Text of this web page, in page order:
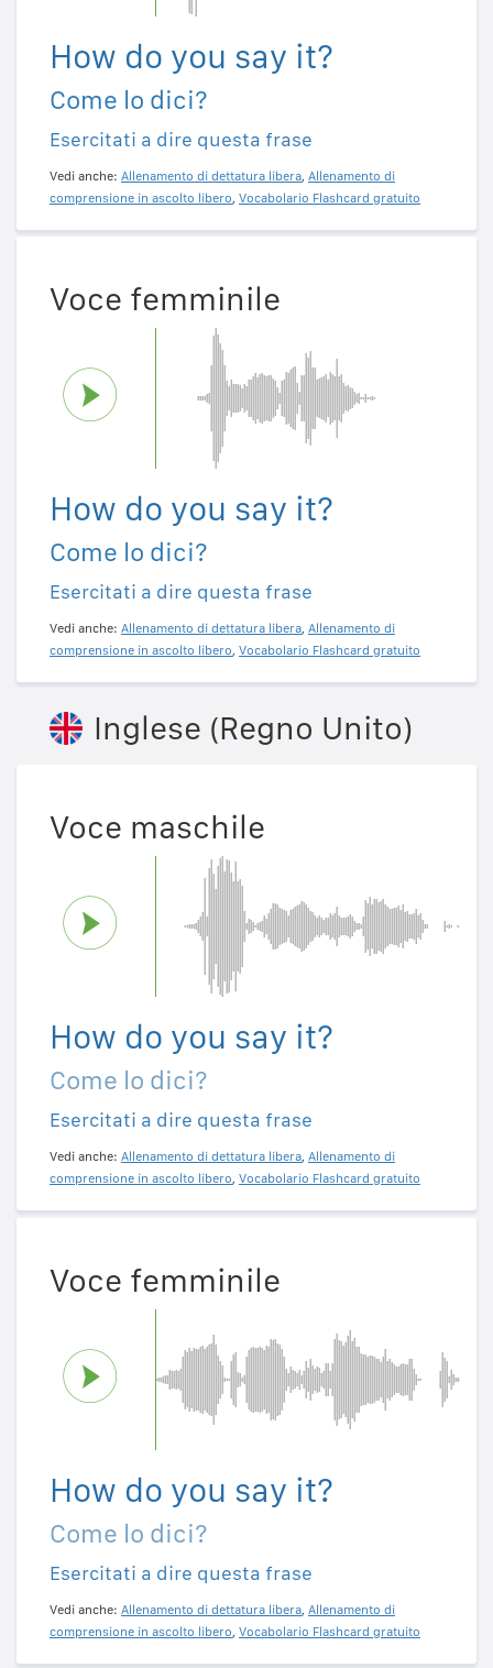
How do you say it?
Come lo dici?
Esercitati a dire questa frase
Vedi anche: Allenamento di dettatura libera, Allenamento di
comprensione in ascolto libero, Vocabolario Flashcard gratuito
Voce femminile
How do you say it?
Come lo dici?
Esercitati a dire questa frase
Vedi anche: Allenamento di dettatura libera, Allenamento di
comprensione in ascolto libero, Vocabolario Flashcard gratuito
Inglese (Regno Unito)
Voce maschile
How do you say it?
Come lo dici?
Esercitati a dire questa frase
Vedi anche: Allenamento di dettatura libera, Allenamento di
comprensione in ascolto libero, Vocabolario Flashcard gratuito
Voce femminile
How do you say it?
Come lo dici?
Esercitati a dire questa frase
Vedi anche: Allenamento di dettatura libera, Allenamento di
comprensione in ascolto libero, Vocabolario Flashcard gratuito